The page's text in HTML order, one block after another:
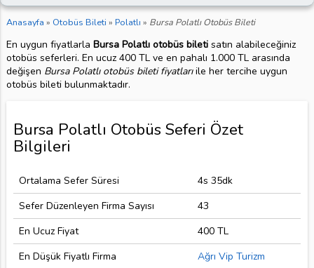
Anasayfa » Otobüs Bileti » Polatlı » Bursa Polatlı Otobüs Bileti
En uygun fiyatlarla Bursa Polatlı otobüs biletisatın alabileceğiniz
otobüs seferleri. En ucuz 400 TL ve en pahalı 1.000 TL arasında
değişen Bursa Polatlı otobüs bileti fiyatlarıile her tercihe uygun
otobüs bileti bulunmaktadır.
Bursa Polatlı Otobüs Seferi Özet
Bilgileri
Ortalama Sefer Süresi
4s 35dk
Sefer Düzenleyen Firma Sayısı
43
En Ucuz Fiyat
400 TL
En Düşük Fiyatlı Firma
Ağrı Vip Turizm